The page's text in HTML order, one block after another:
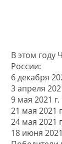
В этом году
России:
6 декабря
3 апреля
9 мая 2021
21 мая 2021
24 мая 2021
18 июня